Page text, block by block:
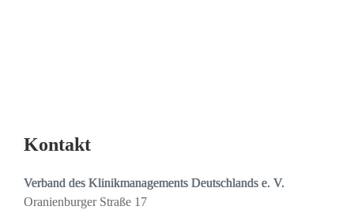
Kontakt
Verband des Klinikmanagements Deutschlands e. V.
Oranienburger Straße 17